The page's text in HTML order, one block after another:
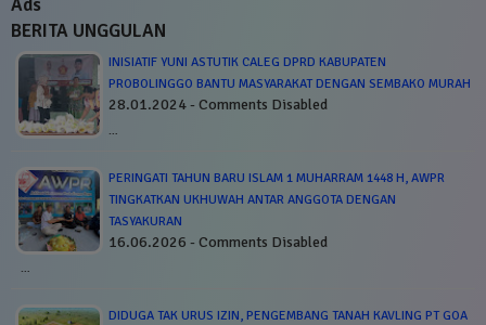
Ads
BERITA UNGGULAN
INISIATIF YUNI ASTUTIK CALEG DPRD KABUPATEN
PROBOLINGGO BANTU MASYARAKAT DENGAN SEMBAKO MURAH
28.01.2024 - Comments Disabled
…
PERINGATI TAHUN BARU ISLAM 1 MUHARRAM 1448 H, AWPR
TINGKATKAN UKHUWAH ANTAR ANGGOTA DENGAN
TASYAKURAN
16.06.2026 - Comments Disabled
…
DIDUGA TAK URUS IZIN, PENGEMBANG TANAH KAVLING PT GOA